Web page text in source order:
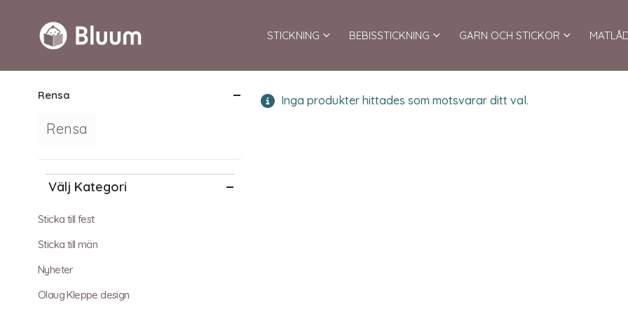
STICKNING BEBISSTICKNING GARN OCH STICKOR
Inga produkter hittades som motsvarar ditt val.
Rensa
Rensa
Välj Kategori
Sticka till fest
Sticka till män
Nyheter
Olaug Kleppe design